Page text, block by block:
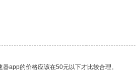
app的价格应该在50元以下才比较合理。